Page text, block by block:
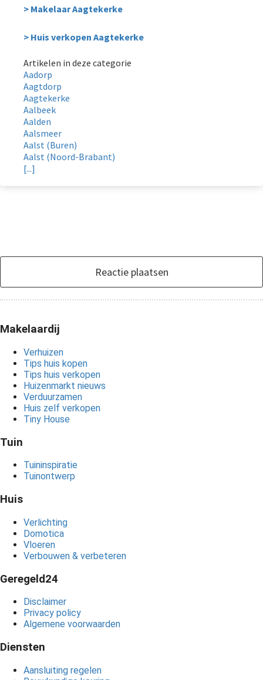
> Makelaar Aagtekerke
> Huis verkopen Aagtekerke
Artikelen in deze categorie
Aadorp
Aagtdorp
Aagtekerke
Aalbeek
Aalden
Aalsmeer
Aalst (Buren)
Aalst (Noord-Brabant)
[...]
Reactie plaatsen
Makelaardij
Verhuizen
Tips huis kopen
Tips huis verkopen
Huizenmarkt nieuws
Verduurzamen
Huis zelf verkopen
Tiny House
Tuin
Tuininspiratie
Tuinontwerp
Huis
Verlichting
Domotica
Vloeren
Verbouwen & verbeteren
Geregeld24
Disclaimer
Privacy policy
Algemene voorwaarden
Diensten
Aansluiting regelen